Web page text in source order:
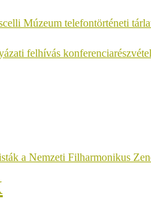
Múzeum telefontörténeti
felhívás
a Nemzeti Filharmonikus